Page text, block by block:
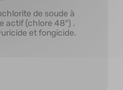
de soude à
actif (chlore 48°) .
et fongicide.